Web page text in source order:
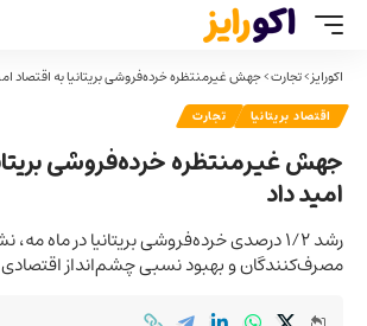
اکورایز>تجارت>جهش غیرمنتظره خرده‌فروشی بریتانیا به اقتصاد
اقتصاد بریتانیا تجارت
جهش غیرمنتظره خرده‌فروشی
امید داد
رشد ۱/۲ درصدی خرده‌فروشی بریتانیا در ماه
مصرف‌کنندگان و بهبود نسبی چشم‌انداز